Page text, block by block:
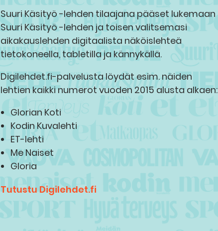
Suuri Käsityö -lehden tilaajana pääset lukemaan
Suuri Käsityö -lehden ja toisen valitsemasi
aikakauslehden digitaalista näköislehteä
tietokoneella, tabletilla ja kännykällä.
Digilehdet.fi-palvelusta löydät esim. näiden
lehtien kaikki numerot vuoden 2015 alusta alkaen:
Glorian Koti
Kodin Kuvalehti
ET-lehti
Me Naiset
Gloria
Tutustu Digilehdet.fi